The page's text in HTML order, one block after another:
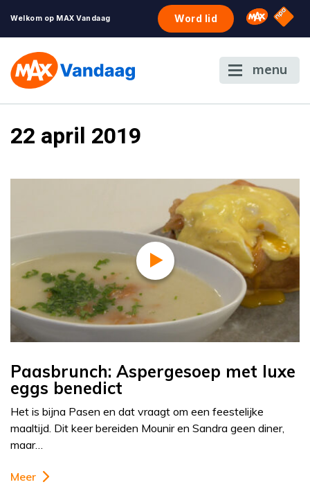
Welkom op MAX Vandaag Word lid Omroep
NPO
menu
22 april 2019
Paasbrunch: Aspergesoep met luxe
eggs benedict
Het is bijna Pasen en dat vraagt om een feestelijke
maaltijd. Dit keer bereiden Mounir en Sandra geen diner,
maar…
Meer